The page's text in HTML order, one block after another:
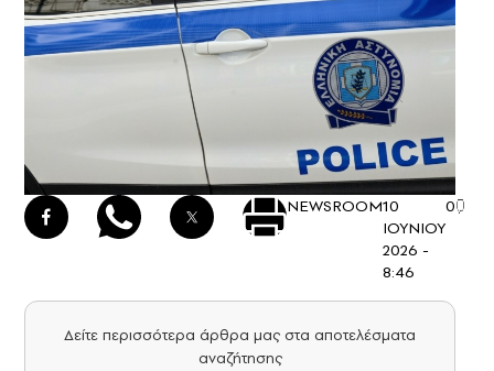
NEWSROOM10
ΙΟΥΝΙΟΥ
2026 -
8:46
0
Δείτε περισσότερα άρθρα μας στα αποτελέσματα
αναζήτησης